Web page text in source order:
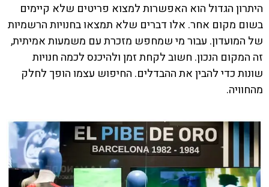
היתרון הגדול הוא האפשרות למצוא פריטים שלא קיימים
בשום מקום אחר. אלו דברים שלא תמצאו בחנויות הרשמיות
של המועדון. עבור מי שמחפש מזכרת עם משמעות אמיתית,
זה המקום הנכון. חשוב לקחת זמן ולהיכנס לכמה חנויות
שונות כדי להבין את ההבדלים. החיפוש עצמו הופך לחלק
מהחוויה.